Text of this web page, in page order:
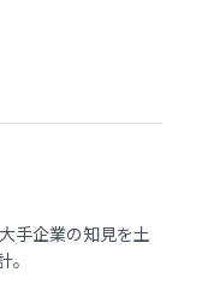
手企業の知見を土